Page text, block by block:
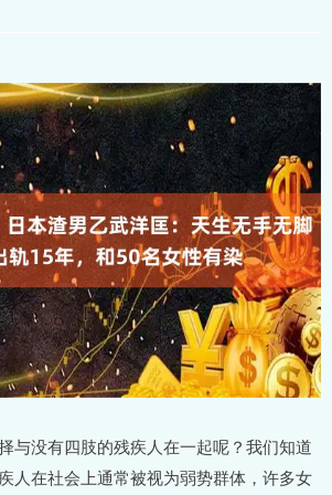
与没有四肢的残疾人在一起呢？我们知道
人在社会上通常被视为弱势群体，许多女